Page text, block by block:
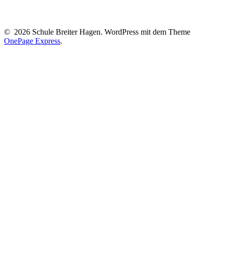
© 2026 Schule Breiter Hagen. WordPress mit dem Theme
OnePage Express.